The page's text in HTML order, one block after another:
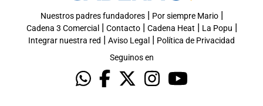
Nuestros padres fundadores| Por siempre Mario|
Cadena 3 Comercial | Contacto| Cadena Heat | La Popu |
Integrar nuestra red | Aviso Legal | Política de Privacidad
Seguinos en